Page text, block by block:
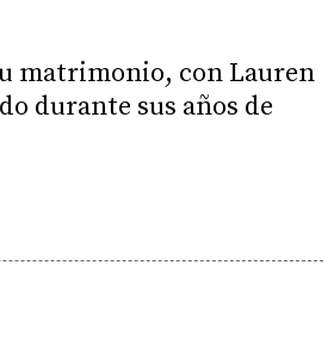
matrimonio, con Lauren
durante sus años de